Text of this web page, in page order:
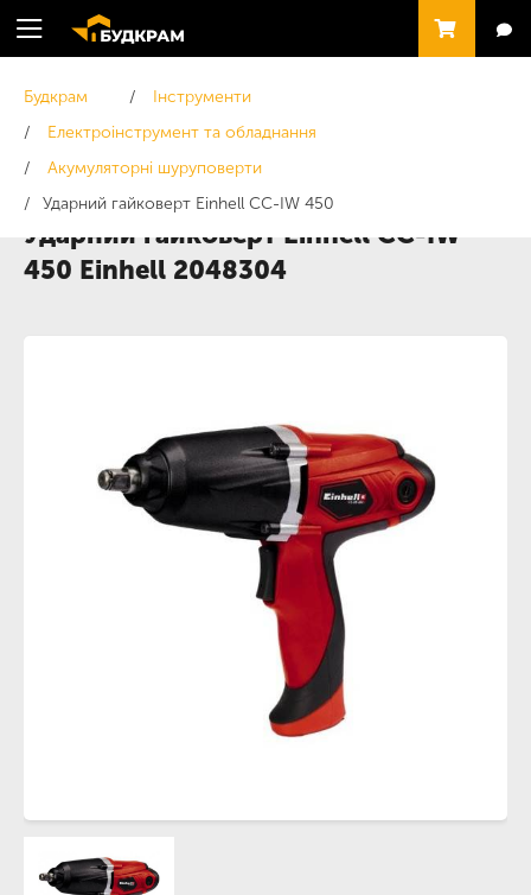
Будкрам
Інструменти
Електроінструмент та обладнання
Акумуляторні шуруповерти
Ударний гайковерт Einhell CC-IW 450
Ударний гайковерт Einhell CC-IW
450 Einhell 2048304